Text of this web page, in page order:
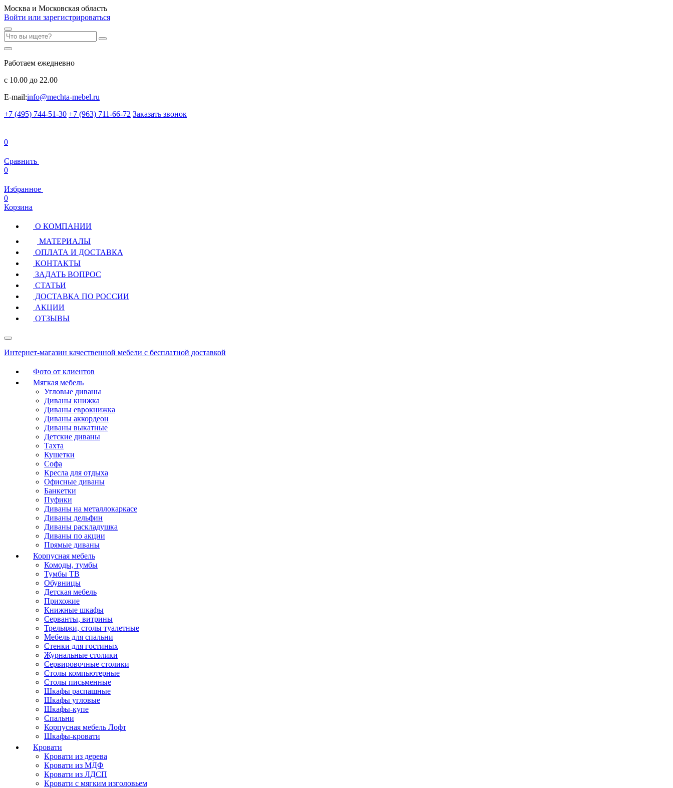
Москва и Московская область
Войти или зарегистрироваться
Работаем ежедневно
с 10.00 до 22.00
E-mail:info@mechta-mebel.ru
+7 (495) 744-51-30 +7 (963) 711-66-72 Заказать звонок
0
Сравнить
0
Избранное
0
Корзина
О КОМПАНИИ
МАТЕРИАЛЫ
ОПЛАТА И ДОСТАВКА
КОНТАКТЫ
ЗАДАТЬ ВОПРОС
СТАТЬИ
ДОСТАВКА ПО РОССИИ
АКЦИИ
ОТЗЫВЫ
Интернет-магазин качественной мебели с бесплатной доставкой
Фото от клиентов
Мягкая мебель
Угловые диваны
Диваны книжка
Диваны еврокнижка
Диваны аккордеон
Диваны выкатные
Детские диваны
Тахта
Кушетки
Софа
Кресла для отдыха
Офисные диваны
Банкетки
Пуфики
Диваны на металлокаркасе
Диваны дельфин
Диваны раскладушка
Диваны по акции
Прямые диваны
Корпусная мебель
Комоды, тумбы
Тумбы ТВ
Обувницы
Детская мебель
Прихожие
Книжные шкафы
Серванты, витрины
Трельяжи, столы туалетные
Мебель для спальни
Стенки для гостиных
Журнальные столики
Сервировочные столики
Столы компьютерные
Столы письменные
Шкафы распашные
Шкафы угловые
Шкафы-купе
Спальни
Корпусная мебель Лофт
Шкафы-кровати
Кровати
Кровати из дерева
Кровати из МДФ
Кровати из ЛДСП
Кровати с мягким изголовьем